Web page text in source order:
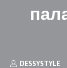
DESSYSTYLE